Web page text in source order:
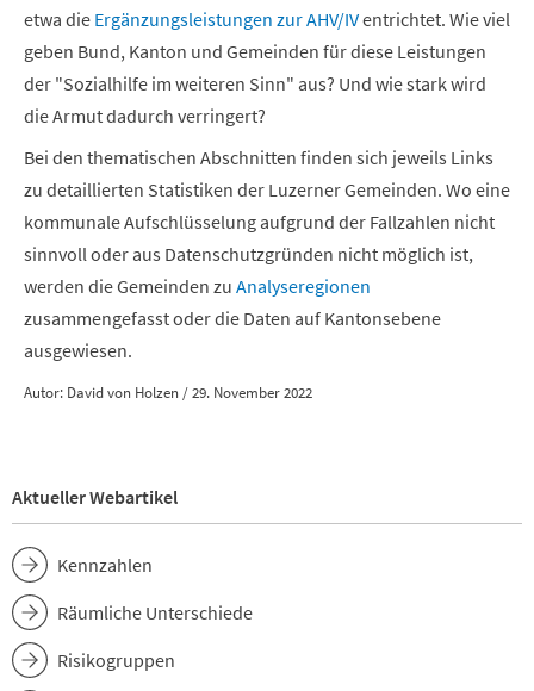
etwa die Ergänzungsleistungen zur AHV/IVentrichtet. Wie viel
geben Bund, Kanton und Gemeinden für diese Leistungen
der "Sozialhilfe im weiteren Sinn" aus? Und wie stark wird
die Armut dadurch verringert?
Bei den thematischen Abschnitten finden sich jeweils Links
zu detaillierten Statistiken der Luzerner Gemeinden. Wo eine
kommunale Aufschlüsselung aufgrund der Fallzahlen nicht
sinnvoll oder aus Datenschutzgründen nicht möglich ist,
werden die Gemeinden zu Analyseregionen
zusammengefasst oder die Daten auf Kantonsebene
ausgewiesen.
Autor: David von Holzen / 29. November 2022
Aktueller Webartikel
Kennzahlen
Räumliche Unterschiede
Risikogruppen